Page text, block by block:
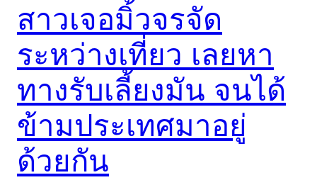
สาวเจอมิ้วจรจัด
ระหว่างเที่ยว เลยหา
ทางรับเลี้ยงมัน จนได้
ข้ามประเทศมาอยู่
ด้วยกัน